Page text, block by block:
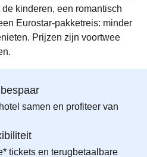
kinderen, een romantisch
Eurostar-pakketreis: minder
Prijzen zijn voortwee
samen en profiteer van
tickets en terugbetaalbare